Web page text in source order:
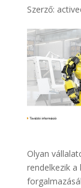
Szerző:
Olyan
rendelkezik a